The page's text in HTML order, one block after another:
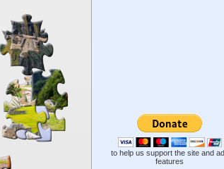
to help us support the site and
features